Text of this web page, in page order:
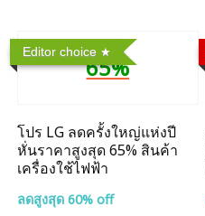
Editor choice
65%
โปร LG ลดครั้งใหญ่แห่งปี
หั่นราคาสูงสุด 65% สินค้า
เครื่องใช้ไฟฟ้า
ลดสูงสุด 60% off